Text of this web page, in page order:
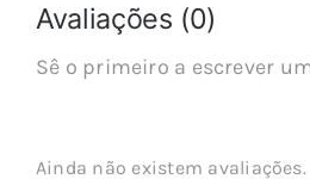
Avaliações (0)
Sê o primeiro a escrever
Ainda não existem avaliações.